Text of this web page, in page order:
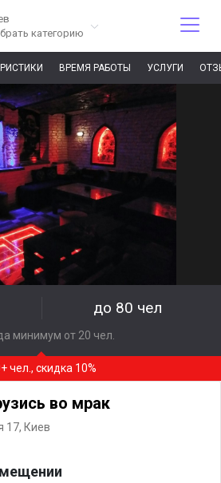
категорию
ВРЕМЯ РАБОТЫ УСЛУГИ
до 80 чел
минимум от 20 чел.
чел., скидка 10%
во мрак
17, Киев